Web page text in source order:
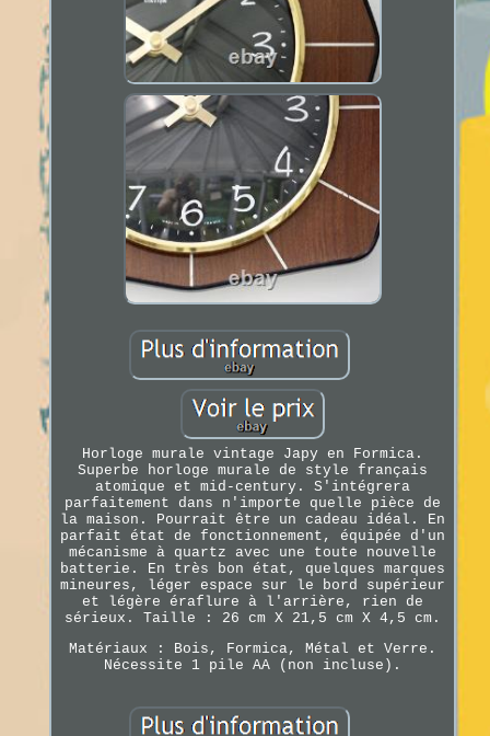
Horloge murale vintage Japy en Formica.
Superbe horloge murale de style français
atomique et mid-century. S'intégrera
parfaitement dans n'importe quelle pièce de
la maison. Pourrait être un cadeau idéal. En
parfait état de fonctionnement, équipée d'un
mécanisme à quartz avec une toute nouvelle
batterie. En très bon état, quelques marques
mineures, léger espace sur le bord supérieur
et légère éraflure à l'arrière, rien de
sérieux. Taille : 26 cm X 21,5 cm X 4,5 cm.
Matériaux : Bois, Formica, Métal et Verre.
Nécessite 1 pile AA (non incluse).